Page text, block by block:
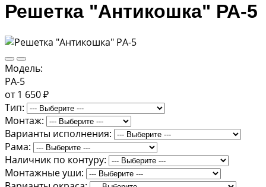
Решетка "Антикошка" РА-5
Модель:
РА-5
от 1 650 ₽
Тип:
Монтаж:
Варианты исполнения:
Рама:
Наличник по контуру:
Монтажные уши: